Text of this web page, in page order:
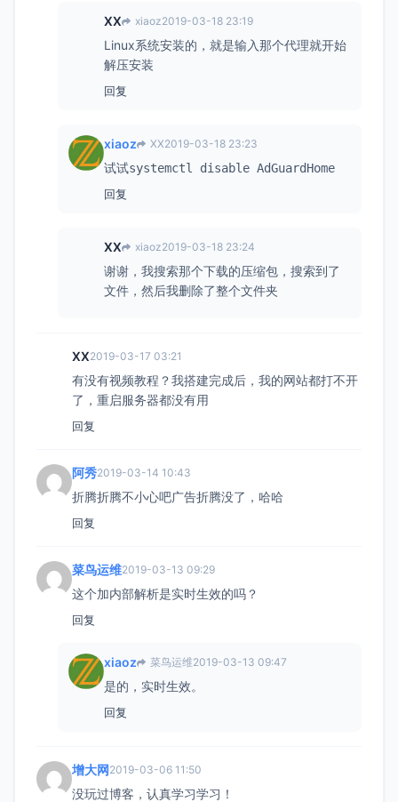
XX xiaoz2019-03-18 23:19
Linux系统安装的，就是输入那个代理就开始
解压安装
回复
xiaoz XX2019-03-18 23:23
试试systemctl disable AdGuardHome
回复
XX xiaoz2019-03-18 23:24
谢谢，我搜索那个下载的压缩包，搜索到了
文件，然后我删除了整个文件夹
XX2019-03-17 03:21
有没有视频教程？我搭建完成后，我的网站都打不开
了，重启服务器都没有用
回复
阿秀2019-03-14 10:43
折腾折腾不小心吧广告折腾没了，哈哈
回复
菜鸟运维2019-03-13 09:29
这个加内部解析是实时生效的吗？
回复
xiaoz 菜鸟运维2019-03-13 09:47
是的，实时生效。
回复
增大网2019-03-06 11:50
没玩过博客，认真学习学习！